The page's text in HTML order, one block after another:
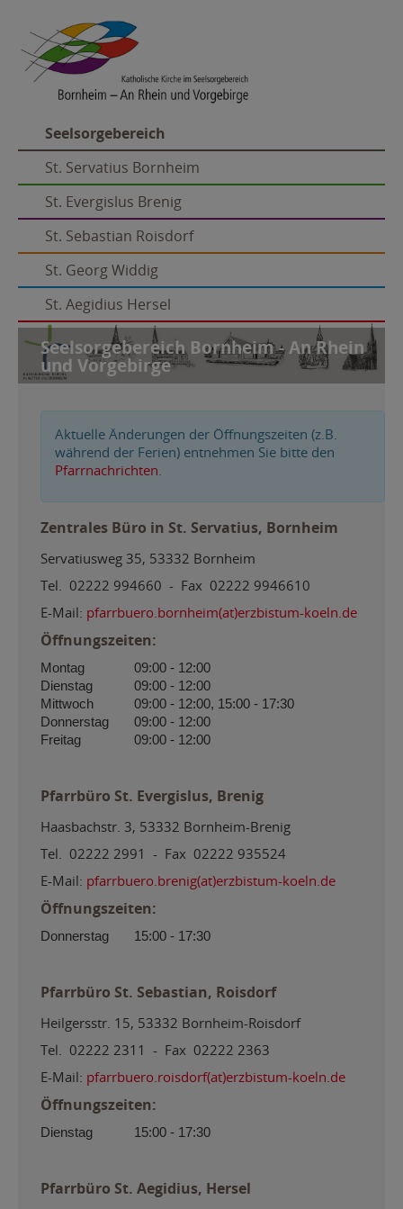
Seelsorgebereich
St. Servatius Bornheim
St. Evergislus Brenig
St. Sebastian Roisdorf
St. Georg Widdig
St. Aegidius Hersel
Seelsorgebereich Bornheim - An Rhein
und Vorgebirge
Aktuelle Änderungen der Öffnungszeiten (z.B.
während der Ferien) entnehmen Sie bitte den
Pfarrnachrichten.
Zentrales Büro in St. Servatius, Bornheim
Servatiusweg 35, 53332 Bornheim
Tel. 02222 994660 - Fax 02222 9946610
E-Mail: pfarrbuero.bornheim(at)erzbistum-koeln.de
Öffnungszeiten:
Montag
09:00 - 12:00
Dienstag
09:00 - 12:00
Mittwoch
09:00 - 12:00, 15:00 - 17:30
Donnerstag
09:00 - 12:00
Freitag
09:00 - 12:00
Pfarrbüro St. Evergislus, Brenig
Haasbachstr. 3, 53332 Bornheim-Brenig
Tel. 02222 2991 - Fax 02222 935524
E-Mail: pfarrbuero.brenig(at)erzbistum-koeln.de
Öffnungszeiten:
Donnerstag 15:00 - 17:30
Pfarrbüro St. Sebastian, Roisdorf
Heilgersstr. 15, 53332 Bornheim-Roisdorf
Tel. 02222 2311 - Fax 02222 2363
E-Mail: pfarrbuero.roisdorf(at)erzbistum-koeln.de
Öffnungszeiten:
Dienstag 15:00 - 17:30
Pfarrbüro St. Aegidius, Hersel